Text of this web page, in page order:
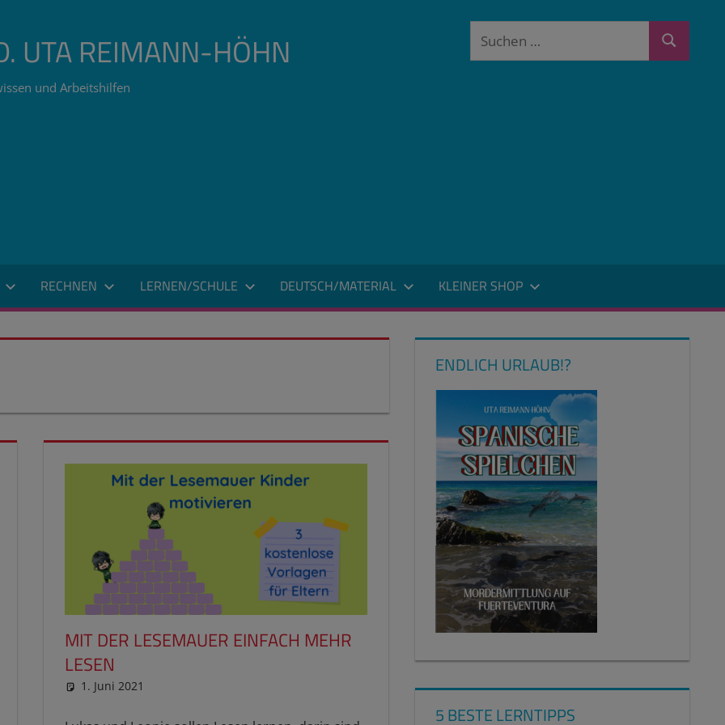
UTA REIMANN-HÖHN
und Arbeitshilfen
Suchen
Suchen
RECHNEN LERNEN/SCHULE DEUTSCH/MATERIAL KLEINER SHOP
MIT DER LESEMAUER EINFACH MEHR
LESEN
1. Juni 2021
ENDLICH URLAUB!?
5 BESTE LERNTIPPS